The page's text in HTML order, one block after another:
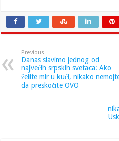
Previous
Danas slavimo jednog od
najvećih srpskih svetaca: Ako
želite mir u kući, nikako
da preskočite OVO